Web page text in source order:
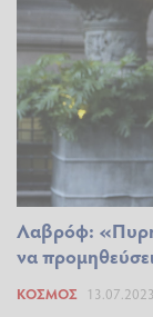
Λαβρόφ:
να
ΚΌΣΜΟΣ